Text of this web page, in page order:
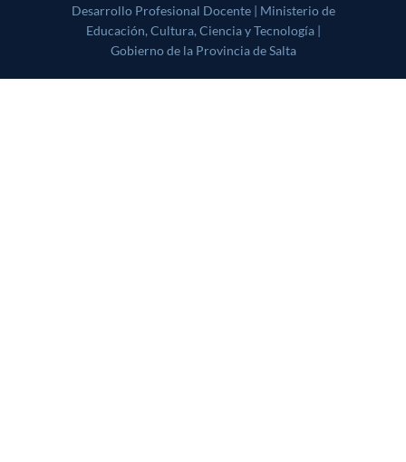
Profesional Docente | Ministerio de Educación, Cultura, Ciencia y
Tecnología | Gobierno de la Provincia de Salta|CoverNews
themes.